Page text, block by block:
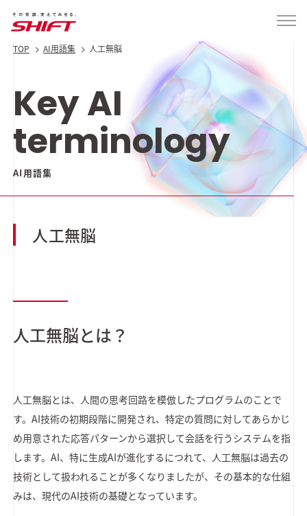
TOP AI用語集 人工無脳
Key AI
terminology
AI用語集
人工無脳
人工無脳とは？
人工無脳とは、人間の思考回路を模倣したプログラムのことで
す。AI技術の初期段階に開発され、特定の質問に対してあらかじ
め用意された応答パターンから選択して会話を行うシステムを指
します。AI、特に生成AIが進化するにつれて、人工無脳は過去の
技術として扱われることが多くなりましたが、その基本的な仕組
みは、現代のAI技術の基礎となっています。